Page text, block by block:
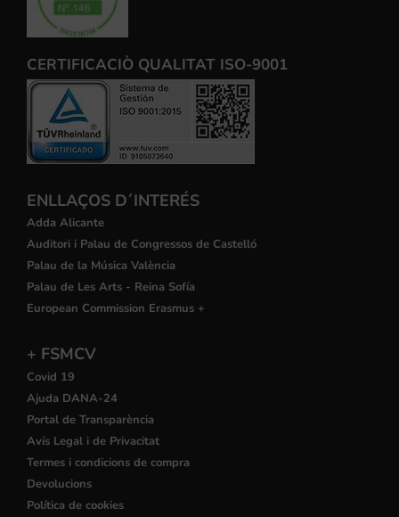
CERTIFICACIÒ QUALITAT ISO-9001
ENLLAÇOS D´INTERÉS
Adda Alicante
Auditori i Palau de Congressos de Castelló
Palau de la Música València
Palau de Les Arts - Reina Sofía
European Commission Erasmus +
+ FSMCV
Covid 19
Ajuda DANA-24
Portal de Transparència
Avís Legal i de Privacitat
Termes i condicions de compra
Devolucions
Política de cookies